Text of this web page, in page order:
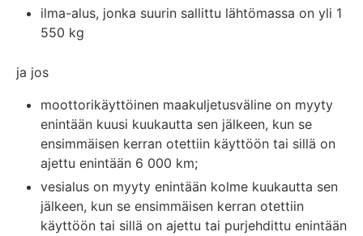
ilma-alus, jonka suurin sallittu lähtömassa on yli 1
550 kg
ja jos
moottorikäyttöinen maakuljetusväline on myyty
enintään kuusi kuukautta sen jälkeen, kun se
ensimmäisen kerran otettiin käyttöön tai sillä on
ajettu enintään 6 000 km;
vesialus on myyty enintään kolme kuukautta sen
jälkeen, kun se ensimmäisen kerran otettiin
käyttöön tai sillä on ajettu tai purjehdittu enintään